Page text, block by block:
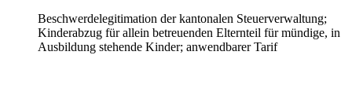
Beschwerdelegitimation der kantonalen Steuerverwaltung;
Kinderabzug für allein betreuenden Elternteil für mündige, in
Ausbildung stehende Kinder; anwendbarer Tarif